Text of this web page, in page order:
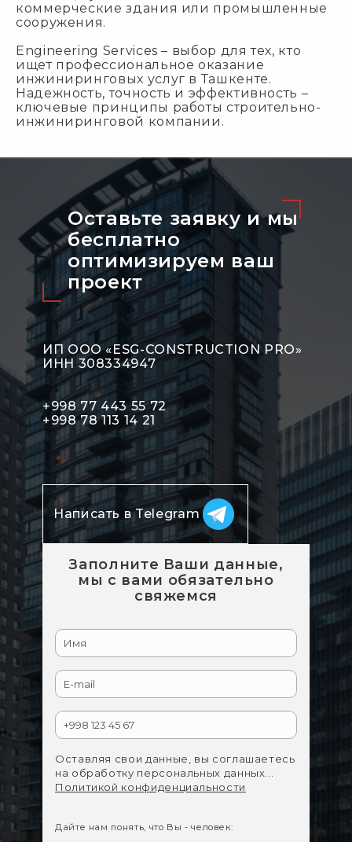
коммерческие здания или промышленные
сооружения.
Engineering Services – выбор для тех, кто
ищет профессиональное оказание
инжиниринговых услуг в Ташкенте.
Надежность, точность и эффективность –
ключевые принципы работы строительно-
инжиниринговой компании.
Оставьте заявку и мы
бесплатно
оптимизируeм ваш
проект
ИП ООО «ESG-CONSTRUCTION PRO»
ИНН 308334947
+998 77 443 55 72
+998 78 113 14 21
Написать в Telegram
Заполните Ваши данные,
мы с вами обязательно
свяжемся
Оставляя свои данные, вы соглашаетесь
на обработку персональных данных...
Политикой конфиденциальности
Дайте нам понять, что Вы - человек: